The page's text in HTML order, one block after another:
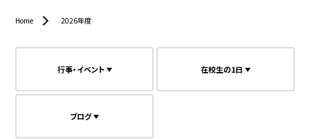
Home 2026年度
行事・イベント 在校生の1日
ブログ